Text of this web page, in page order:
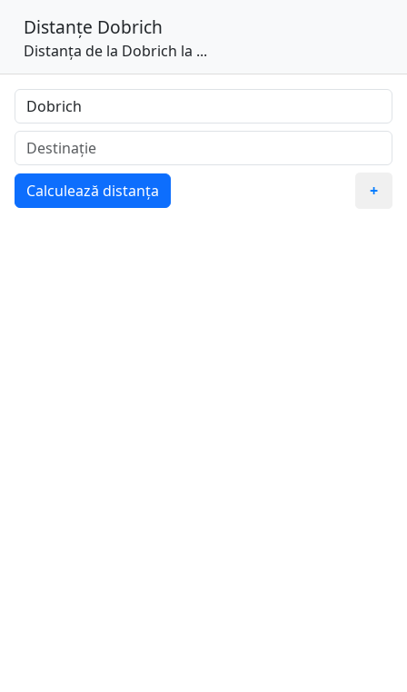
Distanțe Dobrich
Distanța de la Dobrich la ...
Calculează distanța +